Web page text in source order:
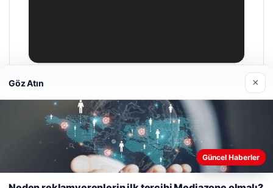
Hastaş Beton
05/26/2026
Web sitemizi nasıl kullandığınızı daha iyi anlayabilmek,
Göz Atın ×
Güncel Haberler